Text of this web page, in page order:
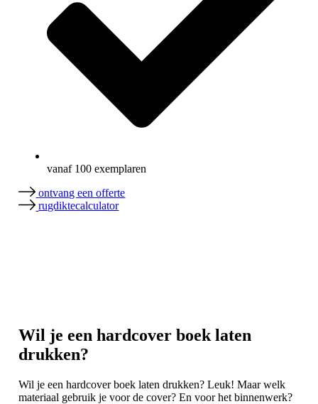
vanaf 100 exemplaren
ontvang een offerte
rugdiktecalculator
Wil je een hardcover boek laten
drukken?
Wil je een hardcover boek laten drukken? Leuk! Maar welk
materiaal gebruik je voor de cover? En voor het binnenwerk?